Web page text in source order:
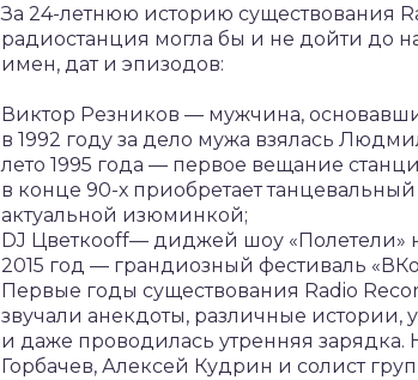
За 24-летнюю историю существования
радиостанция могла бы и не дойти до
имен, дат и эпизодов:
Виктор Резников — мужчина,
в 1992 году за дело мужа взялась
лето 1995 года — первое вещание
в конце 90-х приобретает
актуальной изюминкой;
DJ Цветкооff— диджей шоу «Полетели»
2015 год — грандиозный фестиваль
Первые годы существования Radio
звучали анекдоты, различные истории,
и даже проводилась утренняя зарядка.
Горбачев, Алексей Кудрин и солист